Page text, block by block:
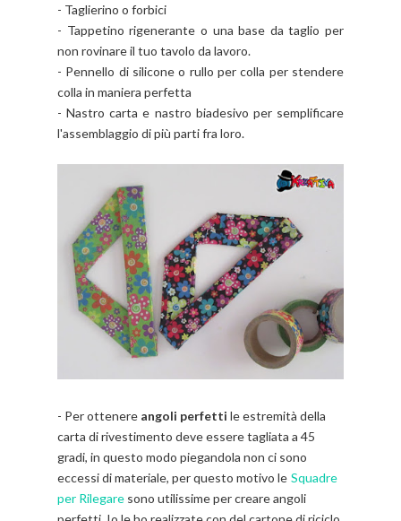
- Taglierino o forbici
- Tappetino rigenerante o una base da taglio per
non rovinare il tuo tavolo da lavoro.
- Pennello di silicone o rullo per colla per stendere
colla in maniera perfetta
- Nastro carta e nastro biadesivo per semplificare
l'assemblaggio di più parti fra loro.
- Per ottenere angoli perfetti le estremità della
carta di rivestimento deve essere tagliata a 45
gradi, in questo modo piegandola non ci sono
eccessi di materiale, per questo motivo le Squadre
per Rilegare sono utilissime per creare angoli